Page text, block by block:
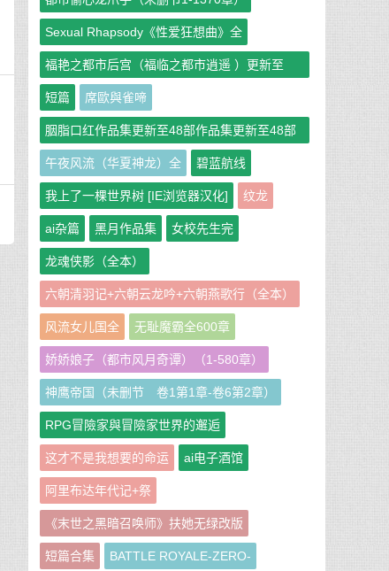
Sexual Rhapsody《性爱狂想曲》全
福艳之都市后宫（福临之都市逍遥 ）更新至
951章
短篇 席歐與雀啼
胭脂口红作品集更新至48部作品集更新至48部
作者：胭脂口红
午夜风流（华夏神龙）全 碧蓝航线
我上了一棵世界树 [IE浏览器汉化] 纹龙
ai杂篇 黑月作品集 女校先生完
龙魂侠影（全本）
六朝清羽记+六朝云龙吟+六朝燕歌行（全本）
风流女儿国全 无耻魔霸全600章
娇娇娘子（都市风月奇谭）（1-580章）
神鹰帝国（未删节 卷1第1章-卷6第2章）
RPG冒險家與冒險家世界的邂逅
这才不是我想要的命运 ai电子酒馆
阿里布达年代记+祭
《末世之黑暗召唤师》扶她无绿改版
短篇合集 BATTLE ROYALE-ZERO-